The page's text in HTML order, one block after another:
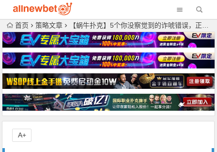
首页 策略文章 【蜗牛扑克】5个你没察觉到的诈唬错误，正在偷偷减掉你的筹码
A+